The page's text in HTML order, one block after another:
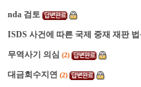
nda 검토
ISDS 사건에 따른 국제 중재 재판
무역사기 의심 (2)
대금회수지연 (2)